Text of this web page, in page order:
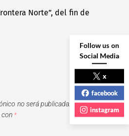
Norte”, del fin de
no será publicada.
Los campos
con *
Follow us on
Social Media
x
facebook
instagram